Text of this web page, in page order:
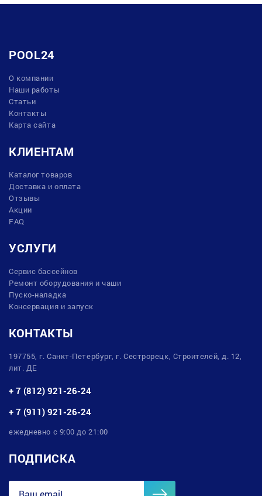
POOL24
О компании
Наши работы
Статьи
Контакты
Карта сайта
КЛИЕНТАМ
Каталог товаров
Доставка и оплата
Отзывы
Акции
FAQ
УСЛУГИ
Сервис бассейнов
Ремонт оборудования и чаши
Пуско-наладка
Консервация и запуск
КОНТАКТЫ
197755, г. Санкт-Петербург, г. Сестрорецк, Строителей, д. 12,
лит. ДЕ
+ 7 (812) 921-26-24
+ 7 (911) 921-26-24
ежедневно с 9:00 до 21:00
ПОДПИСКА